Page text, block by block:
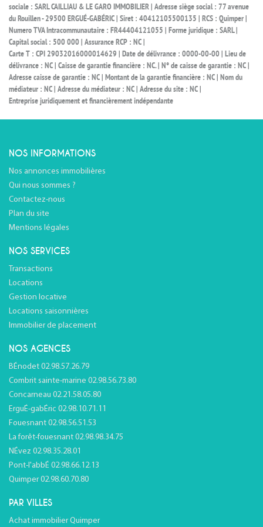
sociale : SARL CAILLIAU & LE GARO IMMOBILIER | Adresse siège social : 77 avenue
du Rouillen - 29500 ERGUÉ-GABÉRIC | Siret : 40412105500135 | RCS : Quimper |
Numero TVA Intracommunautaire : FR44404121055 | Forme juridique : SARL |
Capital social : 500 000 | Assurance RCP : NC |
Carte T : CPI 29032016000014629 | Date de délivrance : 0000-00-00 | Lieu de
délivrance : NC | Caisse de garantie financière : NC. | N° de caisse de garantie : NC |
Adresse caisse de garantie : NC | Montant de la garantie financière : NC | Nom du
médiateur : NC | Adresse du médiateur : NC | Adresse du site : NC |
Entreprise juridiquement et financièrement indépendante
NOS INFORMATIONS
Nos annonces immobilières
Qui nous sommes ?
Contactez-nous
Plan du site
Mentions légales
NOS SERVICES
Transactions
Locations
Gestion locative
Locations saisonnières
Immobilier de placement
NOS AGENCES
BÉnodet 02.98.57.26.79
Combrit sainte-marine 02.98.56.73.80
Concarneau 02.21.58.05.80
ErguÉ-gabÉric 02.98.10.71.11
Fouesnant 02.98.56.51.53
La forêt-fouesnant 02.98.98.34.75
NÉvez 02.98.35.28.01
Pont-l'abbÉ 02.98.66.12.13
Quimper 02.98.60.70.80
PAR VILLES
Achat immobilier Quimper